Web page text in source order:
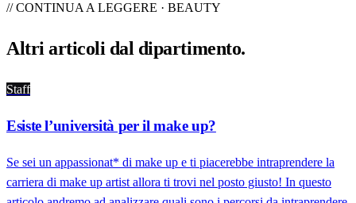
// CONTINUA A LEGGERE · BEAUTY
Altri articoli dal dipartimento.
Staff
Esiste l’università per il make up?
Se sei un appassionat* di make up e ti piacerebbe intraprendere la
carriera di make up artist allora ti trovi nel posto giusto! In questo